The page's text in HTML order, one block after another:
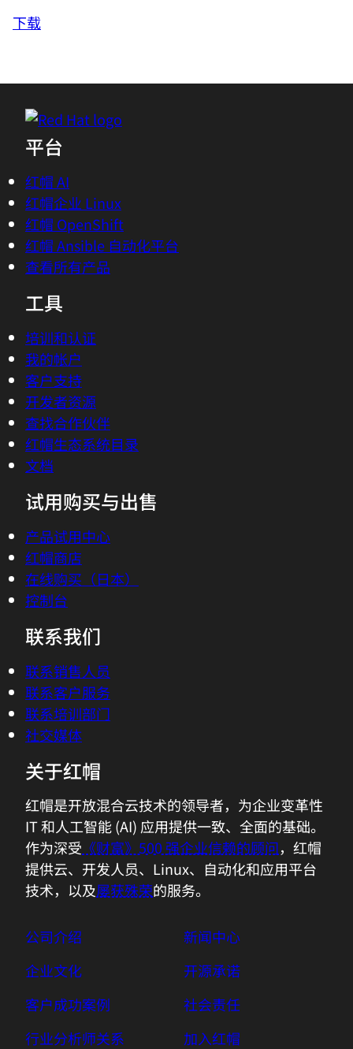
下载
平台
红帽 AI
红帽企业 Linux
红帽 OpenShift
红帽 Ansible 自动化平台
查看所有产品
工具
培训和认证
我的帐户
客户支持
开发者资源
查找合作伙伴
红帽生态系统目录
文档
试用购买与出售
产品试用中心
红帽商店
在线购买（日本）
控制台
联系我们
联系销售人员
联系客户服务
联系培训部门
社交媒体
关于红帽
红帽是开放混合云技术的领导者，为企业变革性
IT 和人工智能 (AI) 应用提供一致、全面的基础。
作为深受 《财富》500 强企业信赖的顾问，红帽
提供云、开发人员、Linux、自动化和应用平台
技术，以及屡获殊荣的服务。
公司介绍
企业文化
客户成功案例
行业分析师关系
新闻中心
开源承诺
社会责任
加入红帽